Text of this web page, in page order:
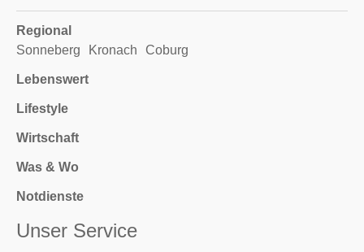
Regional
Sonneberg
Kronach Coburg
Lebenswert
Lifestyle
Wirtschaft
Was & Wo
Notdienste
Unser Service